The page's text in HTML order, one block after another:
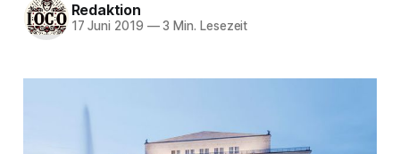
Redaktion
17 Juni 2019 —3 Min. Lesezeit